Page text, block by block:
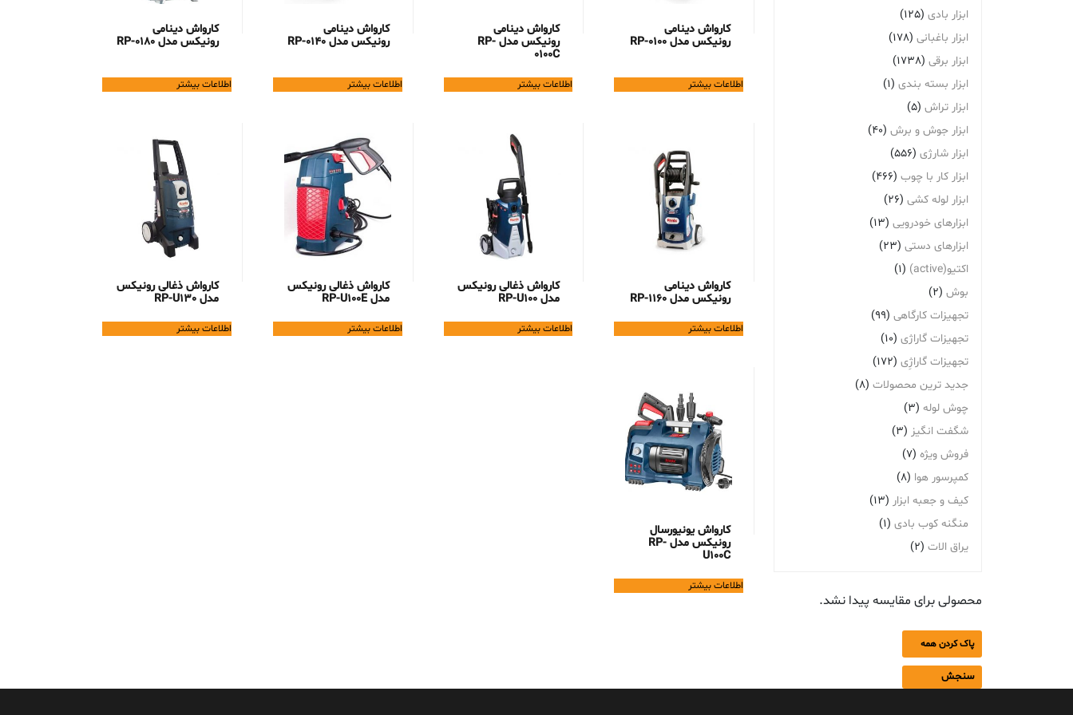
کارواش دینامی
رونیکس مدل RP-0100
اطلاعات بیشتر
کارواش دینامی
رونیکس مدل RP-
0100C
اطلاعات بیشتر
کارواش دینامی
رونیکس مدل RP-0140
اطلاعات بیشتر
کارواش دینامی
رونیکس مدل RP-0180
اطلاعات بیشتر
کارواش دینامی
رونیکس مدل RP-1160
اطلاعات بیشتر
کارواش ذغالی رونیکس
مدل RP-U100
اطلاعات بیشتر
کارواش ذغالی رونیکس
مدل RP-U100E
اطلاعات بیشتر
کارواش ذغالی رونیکس
مدل RP-U130
اطلاعات بیشتر
کارواش یونیورسال
رونیکس مدل RP-
U100C
اطلاعات بیشتر
ابزار بادی (125)
ابزار باغبانی (178)
ابزار برقی (1738)
ابزار بسته بندی (1)
ابزار تراش (5)
ابزار جوش و برش (40)
ابزار شارژی (556)
ابزار کار با چوب (466)
ابزار لوله کشی (26)
ابزارهای خودرویی (13)
ابزارهای دستی (23)
اکتیو(active)
(1)
بوش (2)
تجهیزات کارگاهی (99)
تجهیزات گاراژی (10)
تجهیزات گاراژِی (172)
جدید ترین محصولات (8)
چوش لوله (3)
شگفت انگیز (3)
فروش ویژه (7)
کمپرسور هوا (8)
کیف و جعبه ابزار (13)
منگنه کوب بادی (1)
یراق الات (2)
محصولی برای مقایسه پیدا نشد.
پاک کردن همه
سنجش